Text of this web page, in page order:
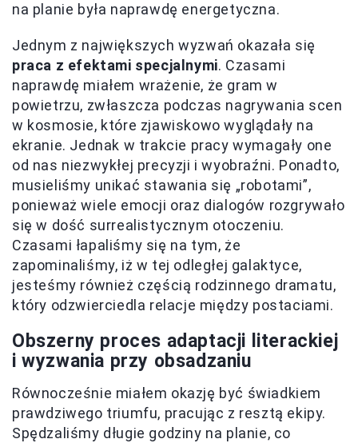
na planie była naprawdę energetyczna.
Jednym z największych wyzwań okazała się
praca z efektami specjalnymi. Czasami
naprawdę miałem wrażenie, że gram w
powietrzu, zwłaszcza podczas nagrywania scen
w kosmosie, które zjawiskowo wyglądały na
ekranie. Jednak w trakcie pracy wymagały one
od nas niezwykłej precyzji i wyobraźni. Ponadto,
musieliśmy unikać stawania się „robotami”,
ponieważ wiele emocji oraz dialogów rozgrywało
się w dość surrealistycznym otoczeniu.
Czasami łapaliśmy się na tym, że
zapominaliśmy, iż w tej odległej galaktyce,
jesteśmy również częścią rodzinnego dramatu,
który odzwierciedla relacje między postaciami.
Obszerny proces adaptacji literackiej
i wyzwania przy obsadzaniu
Równocześnie miałem okazję być świadkiem
prawdziwego triumfu, pracując z resztą ekipy.
Spędzaliśmy długie godziny na planie, co